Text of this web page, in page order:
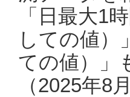
「日最大1
しての値）
ての値）」
（2025年8